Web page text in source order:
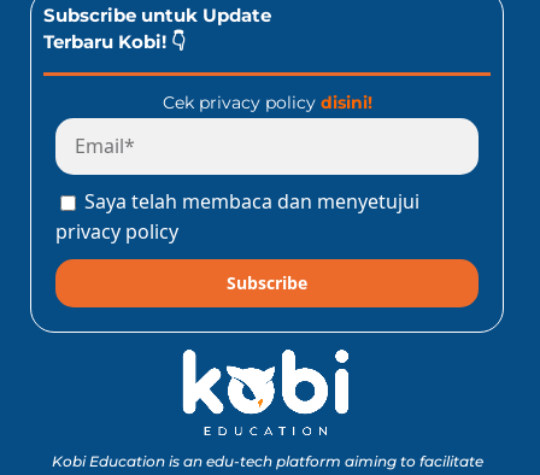
Subscribe untuk Update
Terbaru Kobi! 👇
Cek privacy policy disini!
Saya telah membaca dan menyetujui
privacy policy
Subscribe
Kobi Education is an edu-tech platform aiming to facilitate